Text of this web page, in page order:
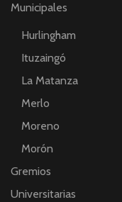
Municipales
Hurlingham
Ituzaingó
La Matanza
Merlo
Moreno
Morón
Gremios
Universitarias